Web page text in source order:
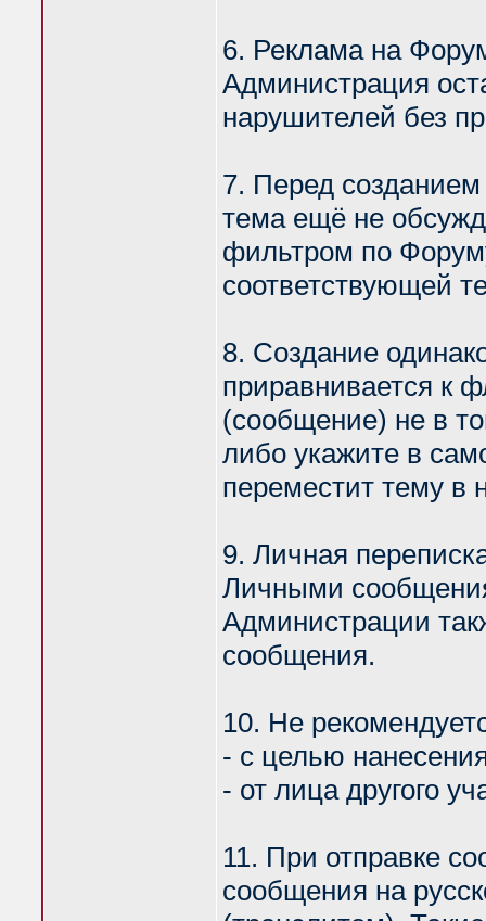
6. Реклама на
Администрация
нарушителей без
7. Перед
тема ещё не
фильтром по
соответствующей
8. Создание
приравнивается к
(сообщение) не в
либо укажите в
переместит тему в
9. Личная
Личными
Администрации
сообщения.
10. Не
- с целью
- от лица другого
11. При отправке
сообщения на